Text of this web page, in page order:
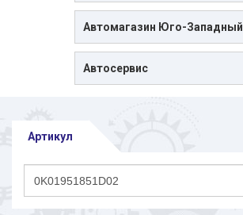
Автомагазин Юго-Западный
Автосервис
Артикул